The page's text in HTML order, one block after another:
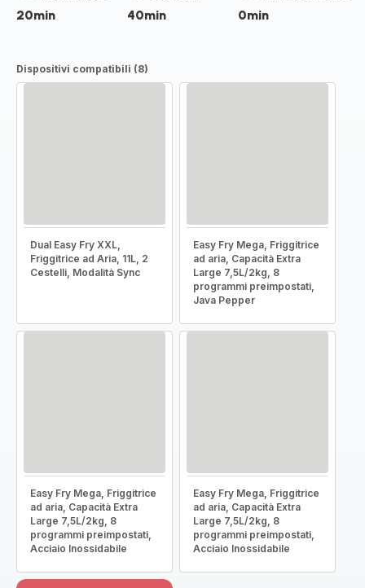
20min 40min 0min
Dispositivi compatibili (8)
Dual Easy Fry XXL,
Friggitrice ad Aria, 11L, 2
Cestelli, Modalità Sync
Easy Fry Mega, Friggitrice
ad aria, Capacità Extra
Large 7,5L/2kg, 8
programmi preimpostati,
Java Pepper
Easy Fry Mega, Friggitrice
ad aria, Capacità Extra
Large 7,5L/2kg, 8
programmi preimpostati,
Acciaio Inossidabile
Easy Fry Mega, Friggitrice
ad aria, Capacità Extra
Large 7,5L/2kg, 8
programmi preimpostati,
Acciaio Inossidabile